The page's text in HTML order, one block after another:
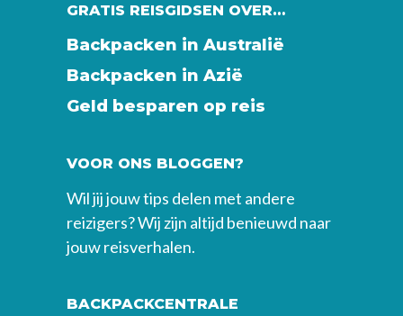
GRATIS REISGIDSEN OVER…
Backpacken in Australië
Backpacken in Azië
Geld besparen op reis
VOOR ONS BLOGGEN?
Wil jij jouw tips delen met andere
reizigers? Wij zijn altijd benieuwd naar
jouw reisverhalen.
BACKPACKCENTRALE